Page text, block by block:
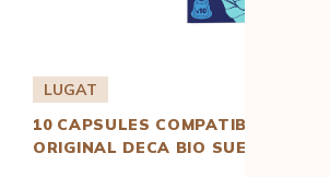
LUGAT
10 CAPSULES COMPATIBLES
ORIGINAL DECA BIO SUEÑO –